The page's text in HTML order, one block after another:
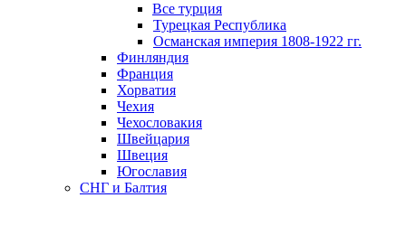
Все турция
Турецкая Республика
Османская империя 1808-1922 гг.
Финляндия
Франция
Хорватия
Чехия
Чехословакия
Швейцария
Швеция
Югославия
СНГ и Балтия